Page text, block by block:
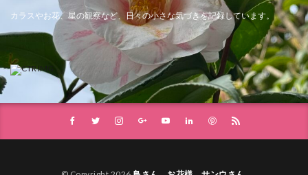
カラスやお花、星の観察など、日々の小さな気づきを記録しています。